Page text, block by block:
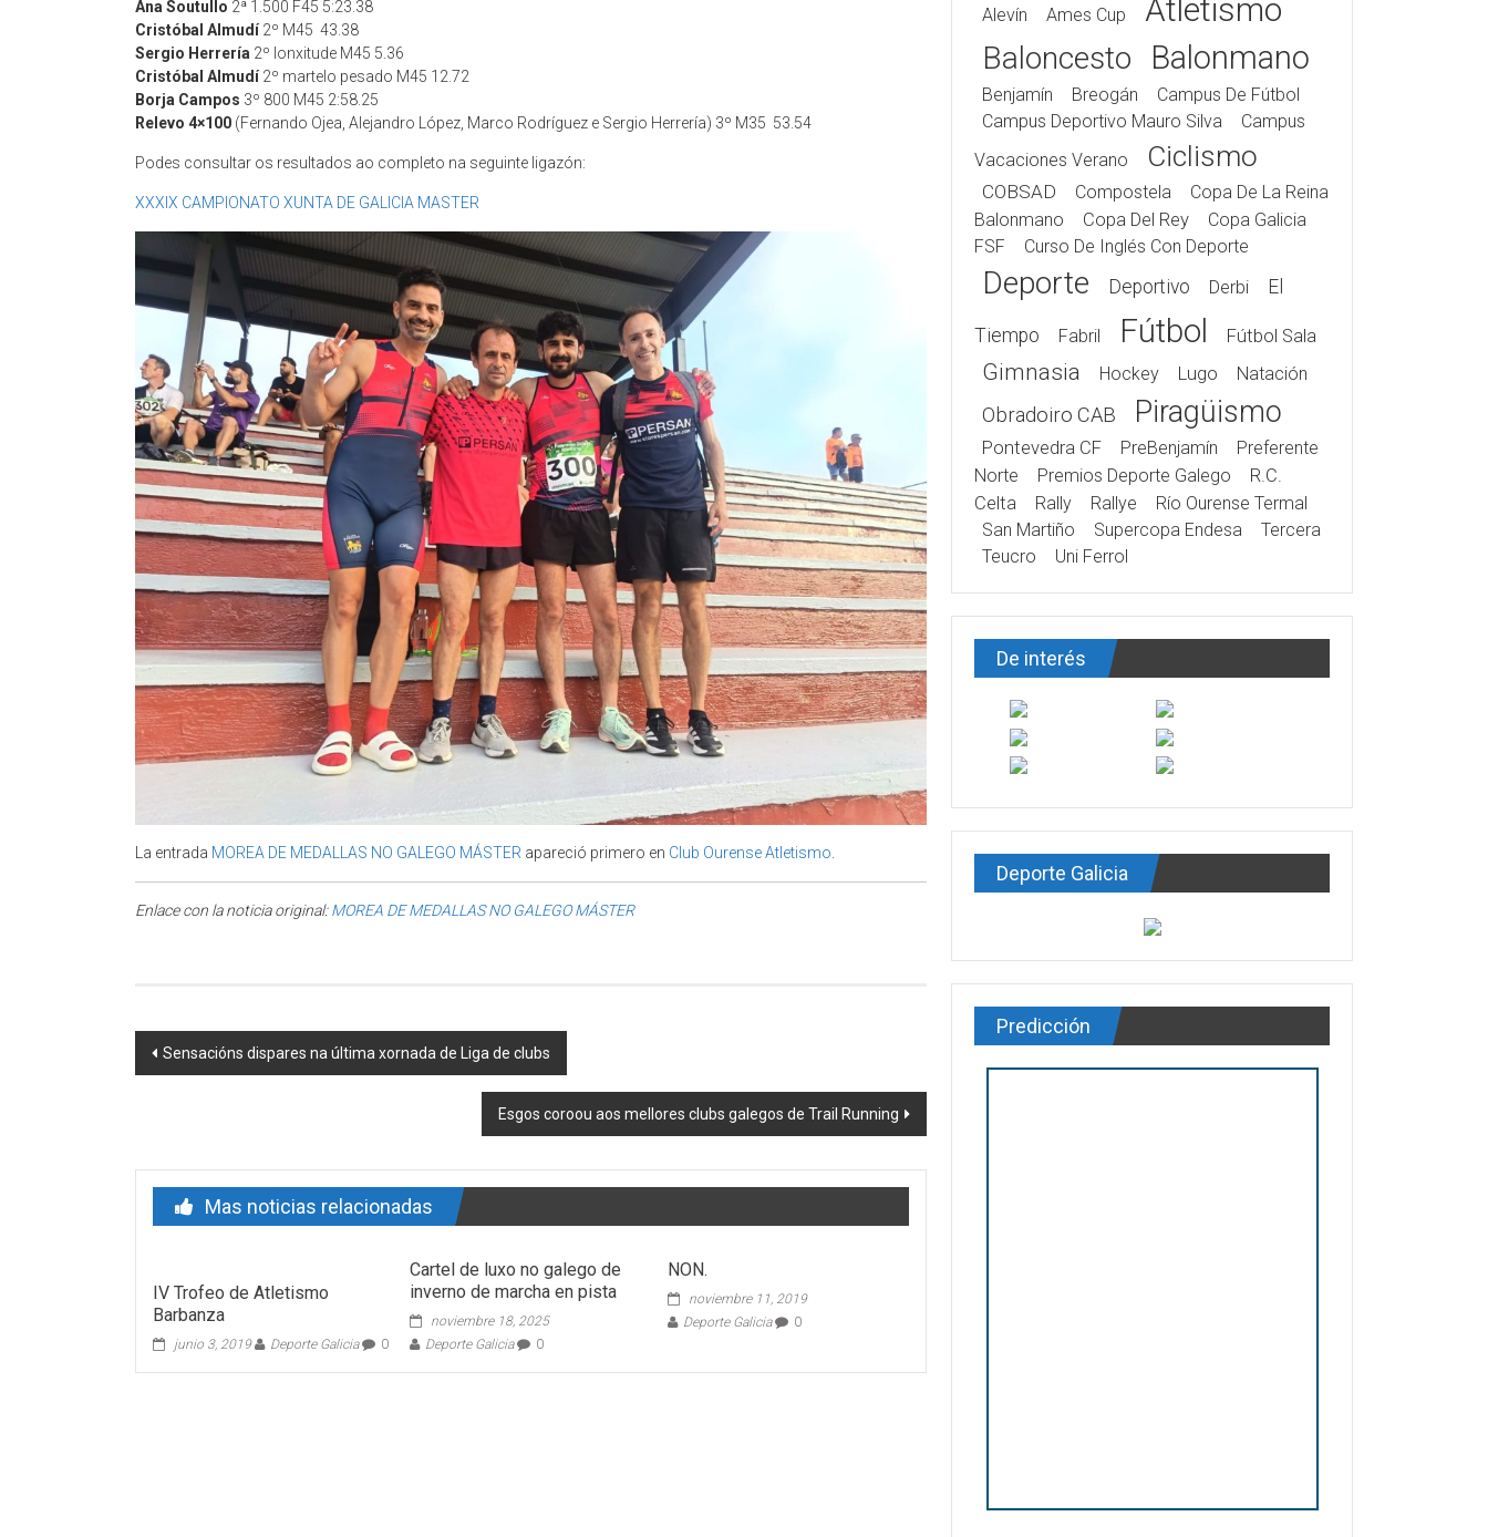
Ana Soutullo 2ª 1.500 F45 5:23.38
Cristóbal Almudí2º M45 43.38
Sergio Herrería 2º lonxitude M45 5.36
Cristóbal Almudí2º martelo pesado M45 12.72
Borja Campos 3º 800 M45 2:58.25
Relevo 4×100 (Fernando Ojea, Alejandro López, Marco Rodríguez e Sergio Herrería) 3º M35 53.54
Podes consultar os resultados ao completo na seguinte ligazón:
XXXIX CAMPIONATO XUNTA DE GALICIA MASTER
La entrada MOREA DE MEDALLAS NO GALEGO MÁSTER apareció primero en Club Ourense Atletismo.
Enlace con la noticia original:MOREA DE MEDALLAS NO GALEGO MÁSTER
Post navigation
Sensacións dispares na última xornada de Liga de clubs
Esgos coroou aos mellores clubs galegos de Trail Running
Mas noticias relacionadas
IV Trofeo de Atletismo
Barbanza
junio 3, 2019 Deporte Galicia 0
Cartel de luxo no galego de
inverno de marcha en pista
noviembre 18, 2025
Deporte Galicia
0
NON.
noviembre 11, 2019
Deporte Galicia
0
Alevín Ames Cup Atletismo
Baloncesto Balonmano
Benjamín Breogán
Campus De Fútbol
Campus Deportivo Mauro Silva
Campus
Vacaciones Verano
Ciclismo
COBSAD Compostela
Copa De La Reina
Balonmano
Copa Del Rey
Copa Galicia
FSF
Curso De Inglés Con Deporte
Deporte Deportivo Derbi El
Tiempo Fabril Fútbol Fútbol Sala
Gimnasia Hockey Lugo Natación
Obradoiro CAB Piragüismo
Pontevedra CF PreBenjamín
Preferente
Norte
Premios Deporte Galego
R.C.
Celta
Rally Rallye
Río Ourense Termal
San Martiño
Supercopa Endesa
Tercera
Teucro
Uni Ferrol
De interés
Deporte Galicia
Predicción